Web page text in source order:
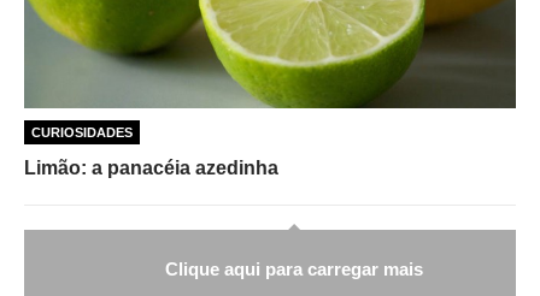
CURIOSIDADES
Limão: a panacéia azedinha
Clique aqui para carregar mais